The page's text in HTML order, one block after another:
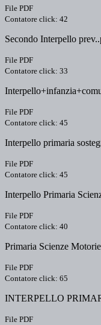
File PDF
Contatore click: 42
Secondo Interpello
File PDF
Contatore click: 33
File PDF
Contatore click: 45
Interpello primaria
File PDF
Contatore click: 45
Interpello Primaria
File PDF
Contatore click: 40
Primaria Scienze
File PDF
Contatore click: 65
INTERPELLO
File PDF